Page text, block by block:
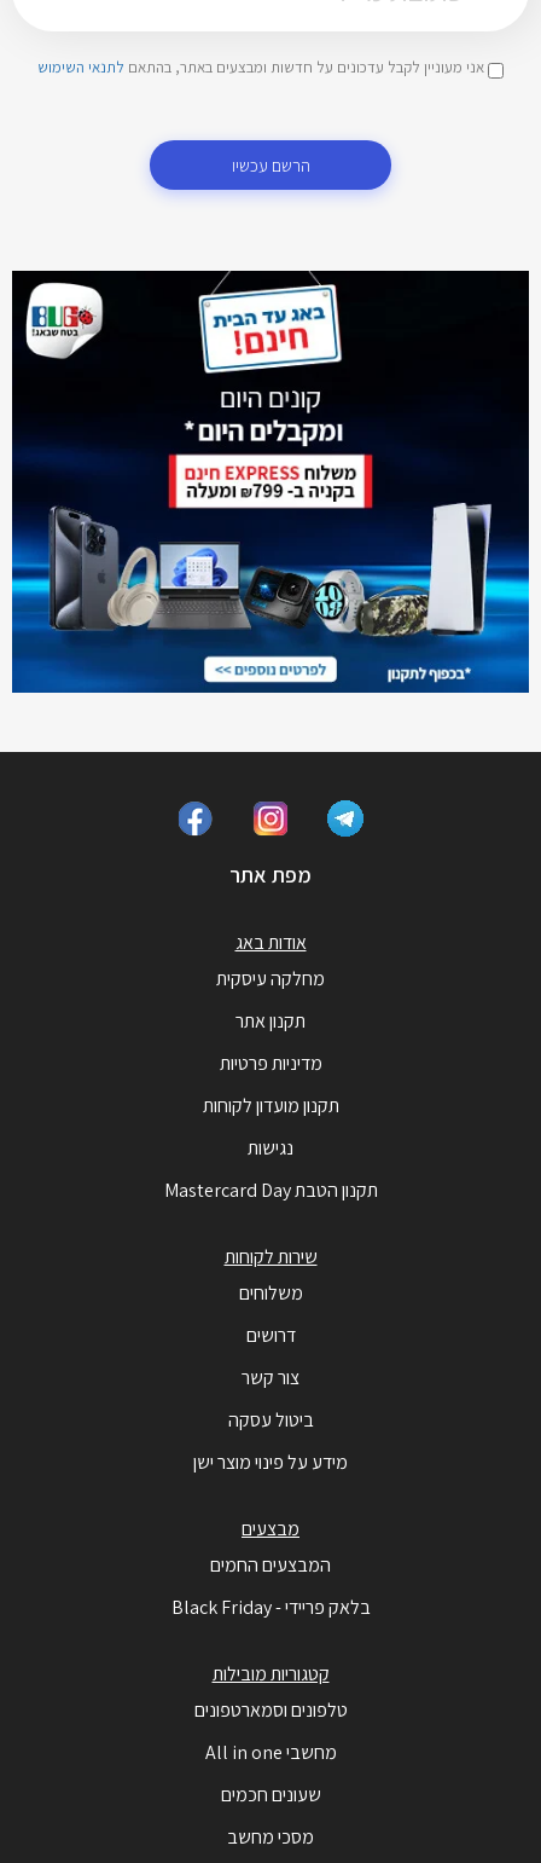
אני מעוניין לקבל עדכונים על חדשות ומבצעים באתר, בהתאם לתנאי השימוש
הרשם עכשיו
מפת אתר
אודות באג
מחלקה עיסקית
תקנון אתר
מדיניות פרטיות
תקנון מועדון לקוחות
נגישות
תקנון הטבת Mastercard Day
שירות לקוחות
משלוחים
דרושים
צור קשר
ביטול עסקה
מידע על פינוי מוצר ישן
מבצעים
המבצעים החמים
בלאק פריידי - Black Friday
קטגוריות מובילות
טלפונים וסמארטפונים
מחשבי All in one
שעונים חכמים
מסכי מחשב